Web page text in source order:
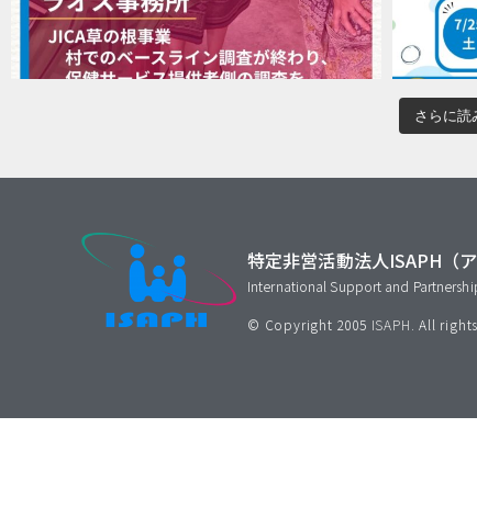
さらに読
特定非営活動法人ISAPH（ア
International Support and
© Copyright 2005 ISAPH . All